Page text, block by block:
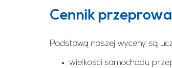
Cennik
Podstawą naszej wyceny są
wielkości samochodu